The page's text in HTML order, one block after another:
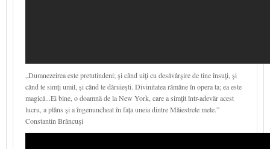
„Dumnezeirea este pre­tutindeni; şi când uiţi cu desăvârşire de tine însuţi, şi
când te simţi umil, şi când te dăruieşti. Divinitatea rămâne în opera ta; ea este
magică...Ei bine, o doamnă de la New York, care a simţit într-adevăr acest
lucru, a plâns şi a îngenuncheat în faţa uneia dintre Măiestrele mele.”
Constantin Brâncuşi